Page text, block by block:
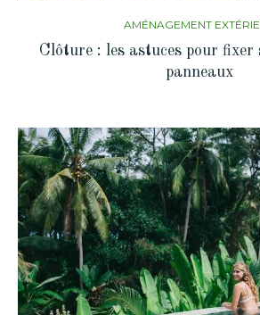
AMÉNAGEMENT
Clôture : les astuces pour fixer
panneaux